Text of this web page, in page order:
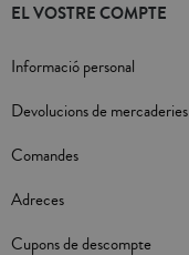
EL VOSTRE COMPTE
Informació personal
Devolucions de mercaderies
Comandes
Adreces
Cupons de descompte